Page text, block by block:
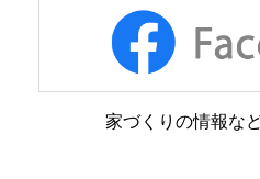
家づくりの情報な